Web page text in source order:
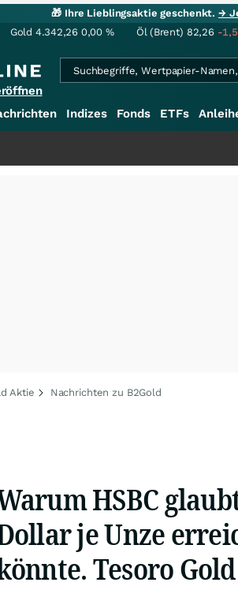
🎁 Ihre Lieblingsaktie geschenkt.→
Gold 4.342,26 0,00 % Öl (Brent) 82,26 -
Indizes Fonds ETFs
Aktie Nachrichten zu B2Gold
HSBC
je Unze
Tesoro